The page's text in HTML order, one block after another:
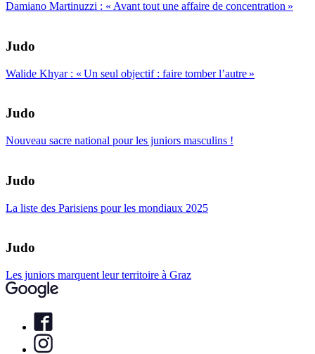
Damiano Martinuzzi : « Avant tout une affaire de concentration »
Judo
Walide Khyar : « Un seul objectif : faire tomber l’autre »
Judo
Nouveau sacre national pour les juniors masculins !
Judo
La liste des Parisiens pour les mondiaux 2025
Judo
Les juniors marquent leur territoire à Graz